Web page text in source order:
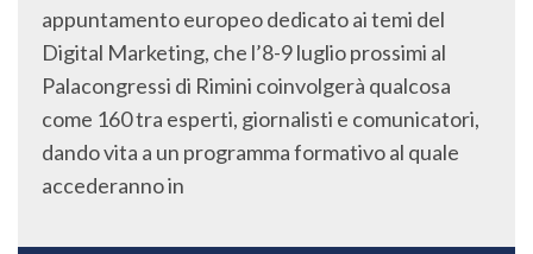
appuntamento europeo dedicato ai temi del
Digital Marketing, che l’8-9 luglio prossimi al
Palacongressi di Rimini coinvolgerà qualcosa
come 160 tra esperti, giornalisti e comunicatori,
dando vita a un programma formativo al quale
accederanno in